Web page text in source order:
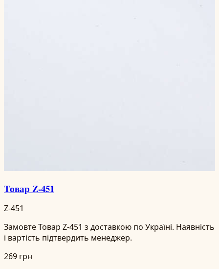
Товар Z-451
Z-451
Замовте Товар Z-451 з доставкою по Україні. Наявність
і вартість підтвердить менеджер.
269 грн